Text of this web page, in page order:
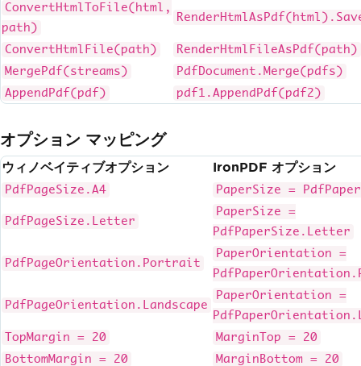
ConvertHtmlToFile(html,
path)
ConvertHtmlFile(path)
RenderHtmlFileAsPdf(path)
MergePdf(streams)
PdfDocument.Merge(pdfs)
AppendPdf(pdf)
pdf1.AppendPdf(pdf2)
オプション マッピング
ウィノベイティブオプション IronPDF オプション
PdfPageSize.A4 PaperSize =
PdfPageSize.Letter
PaperSize =
PdfPaperSize.Letter
PdfPageOrientation.Portrait
PaperOrientation =
PdfPageOrientation.Landscape
PaperOrientation =
TopMargin = 20
MarginTop = 20
BottomMargin = 20
MarginBottom = 20